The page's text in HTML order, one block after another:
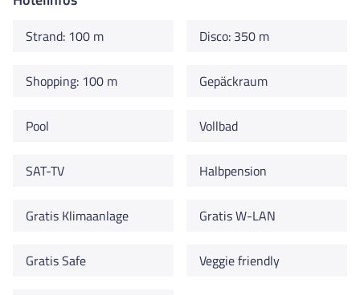
Strand: 100 m Disco: 350 m
Shopping: 100 m Gepäckraum
Pool Vollbad
SAT-TV Halbpension
Gratis Klimaanlage Gratis W-LAN
Gratis Safe Veggie friendly